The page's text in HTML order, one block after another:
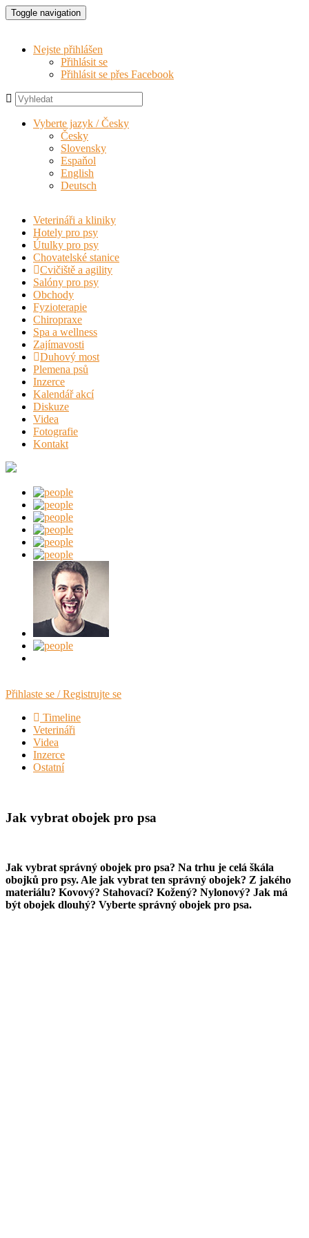
Toggle navigation
Nejste přihlášen
Přihlásit se
Přihlásit se přes Facebook
Vyberte jazyk / Česky
Česky
Slovensky
Espaňol
English
Deutsch
Veterináři a kliniky
Hotely pro psy
Útulky pro psy
Chovatelské stanice
Cvičiště a agility
Salóny pro psy
Obchody
Fyzioterapie
Chiropraxe
Spa a wellness
Zajímavosti
Duhový most
Plemena psů
Inzerce
Kalendář akcí
Diskuze
Videa
Fotografie
Kontakt
Přihlaste se / Registrujte se
Timeline
Veterináři
Videa
Inzerce
Ostatní
Jak vybrat obojek pro psa
Jak vybrat správný obojek pro psa? Na trhu je celá škála
obojků pro psy. Ale jak vybrat ten správný obojek? Z jakého
materiálu? Kovový? Stahovací? Kožený? Nylonový? Jak má
být obojek dlouhý? Vyberte správný obojek pro psa.